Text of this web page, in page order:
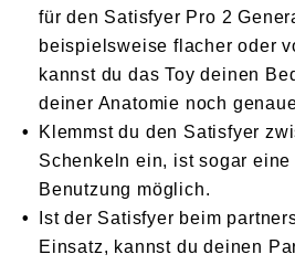
für den Satisfyer Pro 2
beispielsweise flacher oder
kannst du das Toy deinen
deiner Anatomie noch
Klemmst du den Satisfyer
Schenkeln ein, ist sogar
Benutzung möglich.
Ist der Satisfyer beim
Einsatz, kannst du deinen